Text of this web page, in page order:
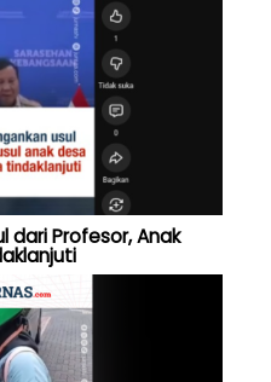
dari Profesor, Anak